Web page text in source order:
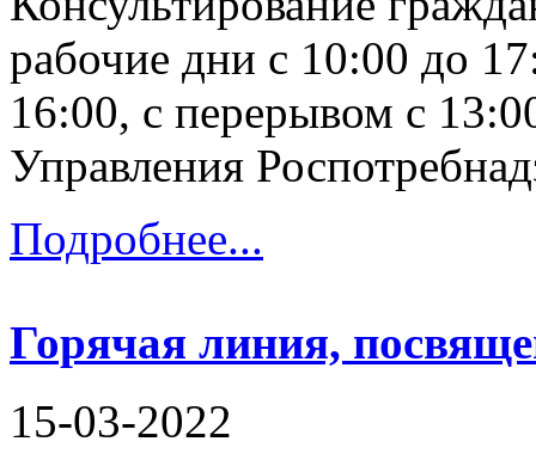
рабочие дни с 10:00 до
16:00, с перерывом с
Управления
Подробнее...
Горячая линия,
15-03-2022